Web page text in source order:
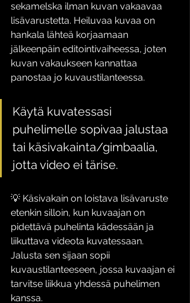
sekamelska ilman kuvan vakaavaa
lisävarustetta. Heiluvaa kuvaa on
hankala lähteä korjaamaan
jälkeenpäin editointivaiheessa, joten
kuvan vakaukseen kannattaa
panostaa jo kuvaustilanteessa.
Käytä kuvatessasi
puhelimelle sopivaa jalustaa
tai käsivakainta/gimbaalia,
jotta video ei tärise.
💡 Käsivakain on loistava lisävaruste
etenkin silloin, kun kuvaajan on
pidettävä puhelinta kädessään ja
liikuttava videota kuvatessaan.
Jalusta sen sijaan sopii
kuvaustilanteeseen, jossa kuvaajan ei
tarvitse liikkua yhdessä puhelimen
kanssa.